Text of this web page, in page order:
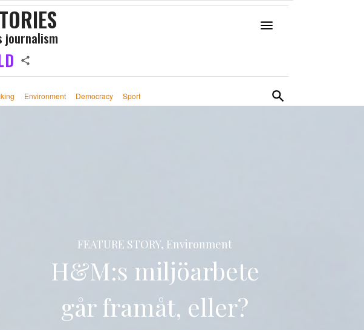
journalism
Environment Democracy Sport
FEATURE STORY, Environment
H&M:s miljöarbete
går framåt, eller?